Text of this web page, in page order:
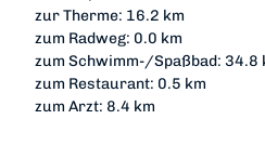
zur Therme: 16.2 km
zum Radweg: 0.0 km
zum Schwimm-/Spaßbad: 34.8
zum Restaurant: 0.5 km
zum Arzt: 8.4 km